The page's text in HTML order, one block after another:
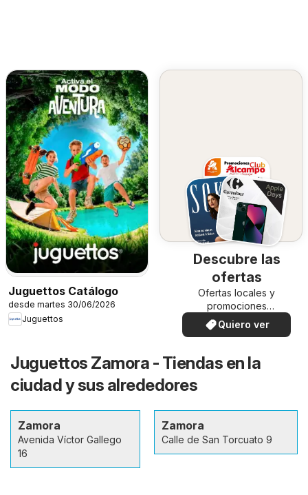
Juguettos Catálogo
desde martes 30/06/2026
Juguettos
Descubre las
ofertas
Ofertas locales y
promociones
especiales.
Quiero ver
Juguettos Zamora - Tiendas en la
ciudad y sus alrededores
Zamora
Avenida Víctor Gallego
16
Zamora
Calle de San Torcuato 9